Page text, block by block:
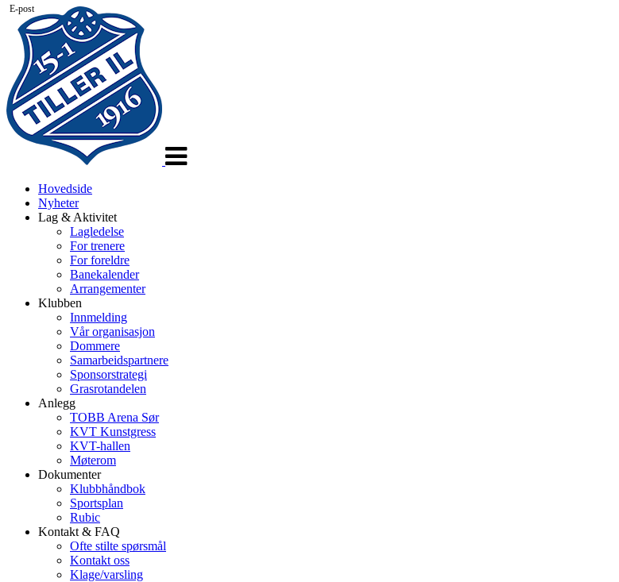
Hovedside
Nyheter
Lag & Aktivitet
Lagledelse
For trenere
For foreldre
Banekalender
Arrangementer
Klubben
Innmelding
Vår organisasjon
Dommere
Samarbeidspartnere
Sponsorstrategi
Grasrotandelen
Anlegg
TOBB Arena Sør
KVT Kunstgress
KVT-hallen
Møterom
Dokumenter
Klubbhåndbok
Sportsplan
Rubic
Kontakt & FAQ
Ofte stilte spørsmål
Kontakt oss
Klage/varsling
E-post